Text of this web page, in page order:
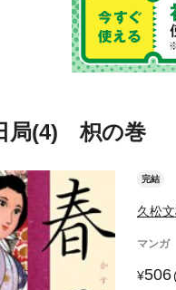
局(4) 枳の巻
完結
久松
マンガ
506